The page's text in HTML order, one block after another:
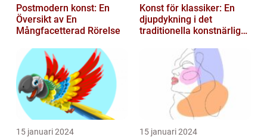
Postmodern konst: En
Översikt av En
Mångfacetterad Rörelse
Konst för klassiker: En
djupdykning i det
traditionella konstnärliga
15 januari 2024 15 januari 2024